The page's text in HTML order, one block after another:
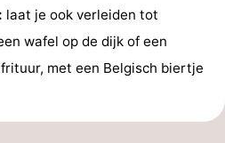
laat je ook verleiden tot
wafel op de dijk of een
met een Belgisch biertje